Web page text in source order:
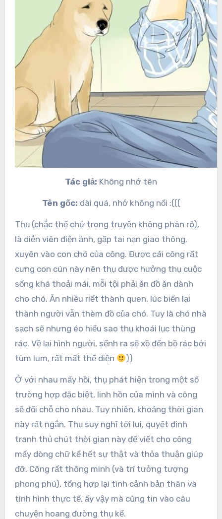
Tác giả: Không nhớ tên
Tên gốc: dài quá, nhớ không nổi :(((
Thụ (chắc thế chứ trong truyện không phân rõ),
là diễn viên điện ảnh, gặp tai nạn giao thông,
xuyên vào con chó của công. Được cái công rất
cưng con cún này nên thụ được hưởng thụ cuộc
sống khá thoải mái, mỗi tội phải ăn đồ ăn dành
cho chó. Ăn nhiều riết thành quen, lúc biến lại
thành người vẫn thèm đồ của chó. Tuy là chó nhà
sạch sẽ nhưng éo hiểu sao thụ khoái lục thùng
rác. Về lại hình người, sểnh ra sẽ xồ đến bồ rác bới
tùm lum, rất mất thể diện
))
Ở với nhau mấy hồi, thụ phát hiện trong một số
trường hợp đặc biệt, linh hồn của mình và công
sẽ đổi chỗ cho nhau. Tuy nhiên, khoảng thời gian
này rất ngắn. Thụ suy nghĩ tới lui, quyết định
tranh thủ chút thời gian này để viết cho công
mấy dòng chữ kể hết sự thật và thỏa thuận giúp
đỡ. Công rất thông minh (và trí tưởng tượng
phong phú), tổng hợp lại tình cảnh bản thân và
tình hình thực tế, ấy vậy mà cũng tin vào câu
chuyện hoang đường thụ kể.